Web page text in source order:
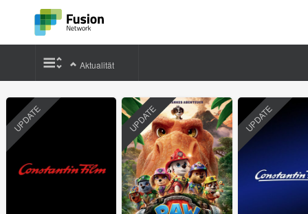
Aktualität
UPDATE UPDATE UPDATE